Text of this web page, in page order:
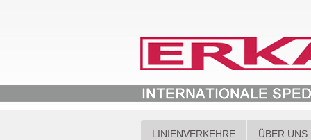
LINIENVERKEHRE ÜBER UNS